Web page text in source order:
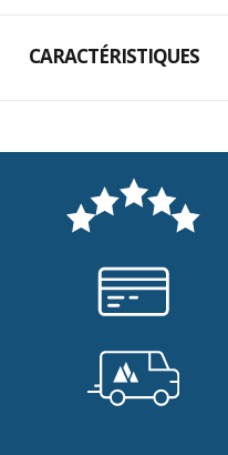
CARACTÉRISTIQUES